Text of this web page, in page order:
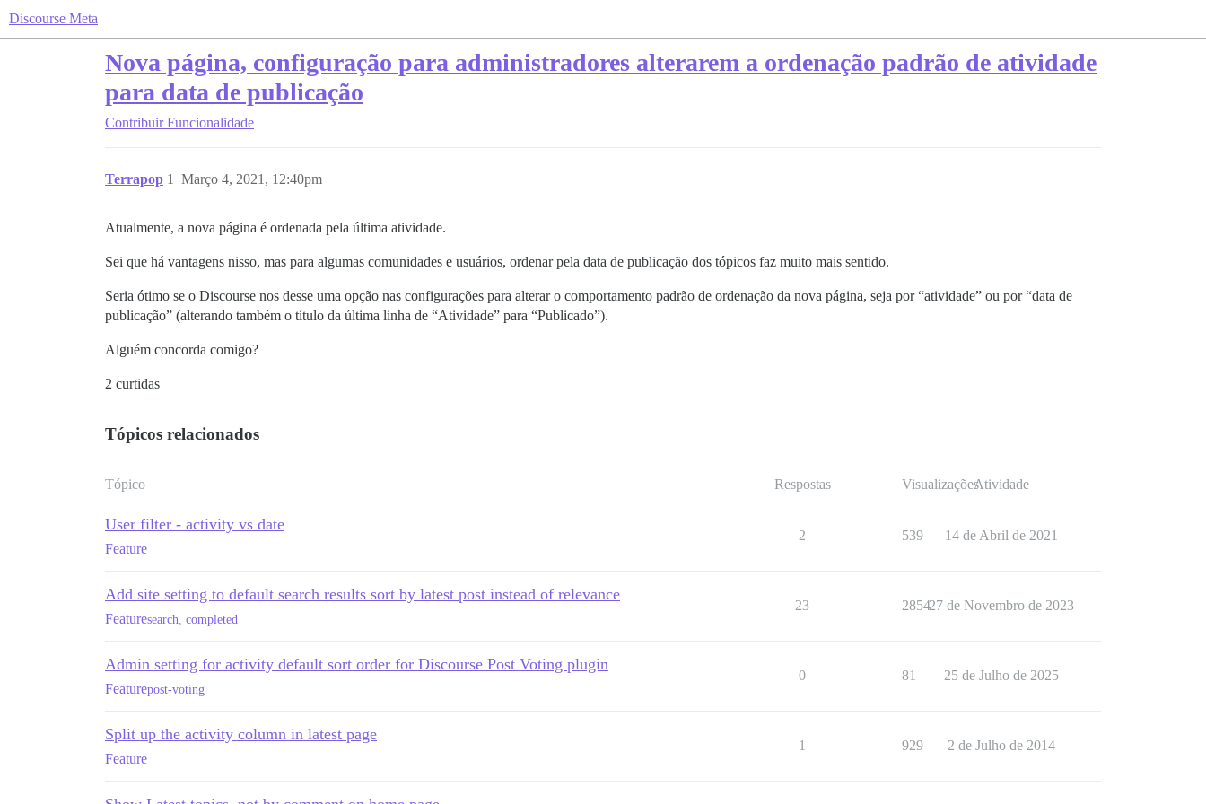
Discourse Meta
Nova página, configuração para administradores alterarem a ordenação padrão de atividade
para data de publicação
Contribuir Funcionalidade
Terrapop Março 4, 2021, 12:40pm
1
Atualmente, a nova página é ordenada pela última atividade.
Sei que há vantagens nisso, mas para algumas comunidades e usuários, ordenar pela data de publicação dos tópicos faz muito mais sentido.
Seria ótimo se o Discourse nos desse uma opção nas configurações para alterar o comportamento padrão de ordenação da nova página, seja por “atividade” ou por “data de
publicação” (alterando também o título da última linha de “Atividade” para “Publicado”).
Alguém concorda comigo?
2 curtidas
Tópicos relacionados
Tópico Respostas VisualizaçõesAtividade
User filter - activity vs date
Feature
2 539 14 de Abril de 2021
Add site setting to default search results sort by latest post instead of relevance
Featuresearch completed
23 285427 de Novembro de 2023
Admin setting for activity default sort order for Discourse Post Voting plugin
Featurepost-voting
0 81 25 de Julho de 2025
Split up the activity column in latest page
Feature
1 929 2 de Julho de 2014